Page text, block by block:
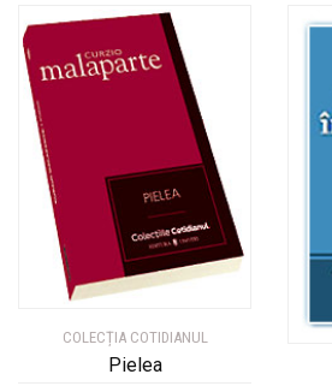
COLECȚIA COTIDIANUL
Pielea